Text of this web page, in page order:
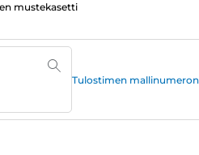
mustekasetti
Tulostimen